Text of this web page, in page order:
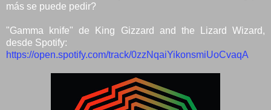
más se puede pedir?
"Gamma knife" de King Gizzard and the Lizard Wizard,
desde Spotify:
https://open.spotify.com/track/0zzNqaiYikonsmiUoCvaqA